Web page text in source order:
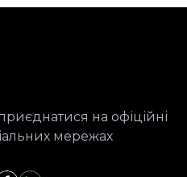
на офіційні
мережах